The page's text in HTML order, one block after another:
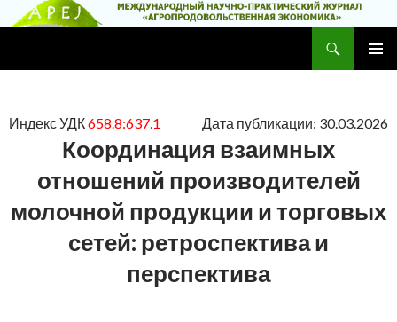
Индекс УДК658.8:637.1 Дата публикации: 30.03.2026
Координация взаимных
отношений производителей
молочной продукции и торговых
сетей: ретроспектива и
перспектива